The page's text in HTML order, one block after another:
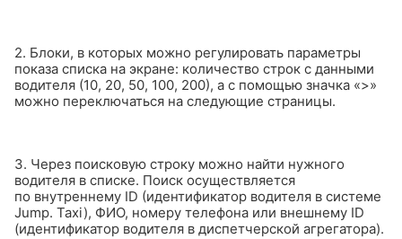
2. Блоки, в которых можно регулировать параметры
показа списка на экране: количество строк с данными
водителя (10, 20, 50, 100, 200), а с помощью значка «>»
можно переключаться на следующие страницы.
3. Через поисковую строку можно найти нужного
водителя в списке. Поиск осуществляется
по внутреннему ID (идентификатор водителя в системе
Jump. Taxi), ФИО, номеру телефона или внешнему ID
(идентификатор водителя в диспетчерской агрегатора).